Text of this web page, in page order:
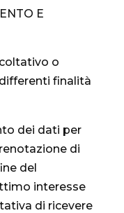
E
o
finalità
dei dati per
di
del
interesse
di ricevere